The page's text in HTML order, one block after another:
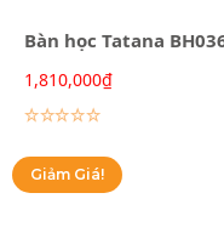
Bàn học Tatana
1,810,000₫
Lựa chọn các tùy chọn
Giảm Giá!